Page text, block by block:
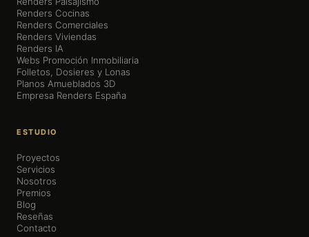
Renders Cocinas
Renders Comerciales
Renders Viviendas
Renders IA
Webs Promoción Inmobiliaria
Folletos, Dosieres y Lonas
Planos Amueblados 3D
Empresa Renders España
ESTUDIO
Proyectos
Servicios
Nosotros
Premios
Blog
Reseñas
Contacto